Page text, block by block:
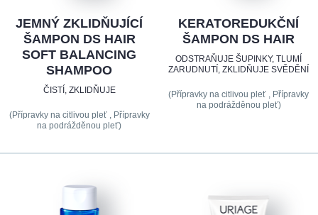
JEMNÝ ZKLIDŇUJÍCÍ
ŠAMPON DS HAIR
SOFT BALANCING
SHAMPOO
ČISTÍ, ZKLIDŇUJE
(Přípravky na citlivou pleť , Přípravky
na podrážděnou pleť)
KERATOREDUKČNÍ
ŠAMPON DS HAIR
ODSTRAŇUJE ŠUPINKY, TLUMÍ
ZARUDNUTÍ, ZKLIDŇUJE SVĚDĚNÍ
(Přípravky na citlivou pleť , Přípravky
na podrážděnou pleť)